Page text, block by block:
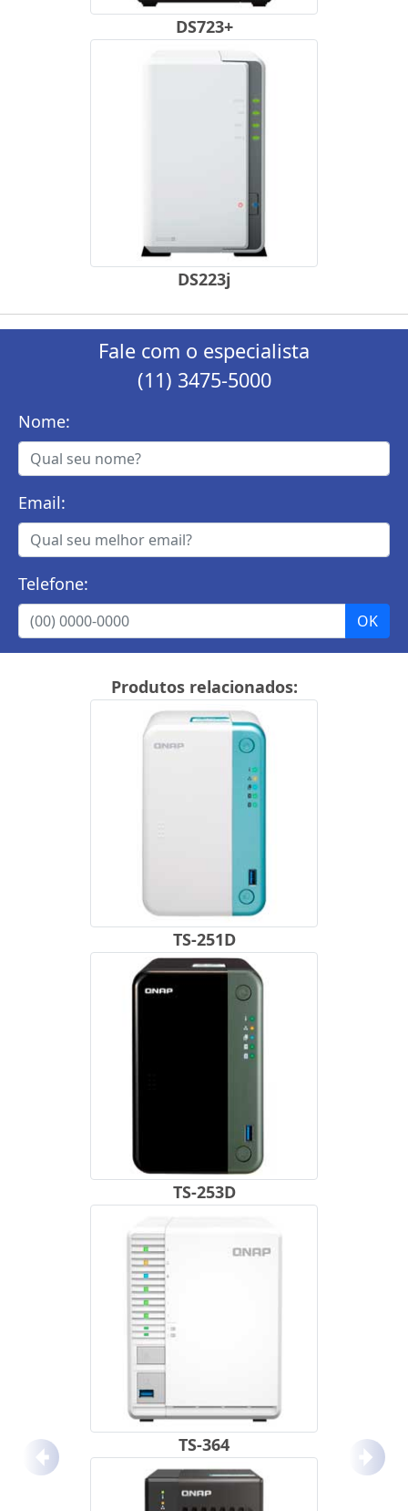
DS723+
DS223j
Fale com o especialista
(11) 3475-5000
Nome:
Email:
Telefone:
Produtos relacionados:
TS-251D
TS-253D
TS-364
Anterior